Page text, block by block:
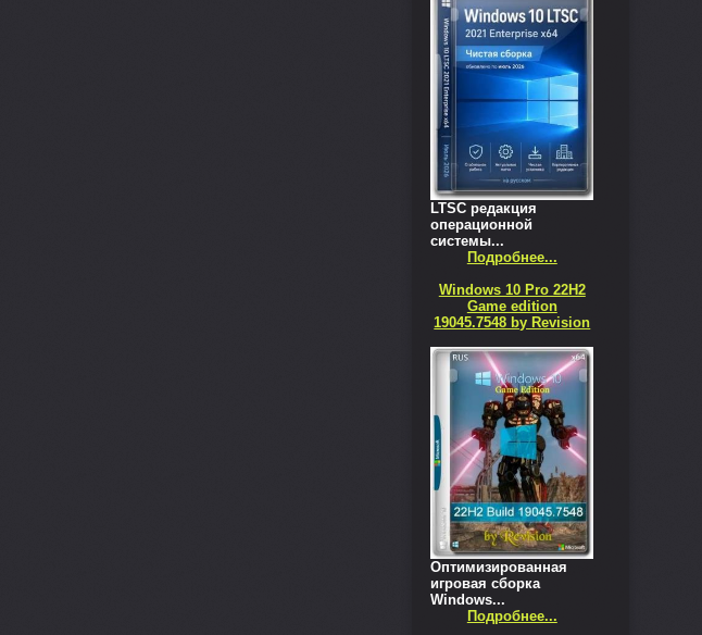
LTSC редакция
операционной
системы...
Подробнее...
Windows 10 Pro 22H2
Game edition
19045.7548 by Revision
Оптимизированная
игровая сборка
Windows...
Подробнее...